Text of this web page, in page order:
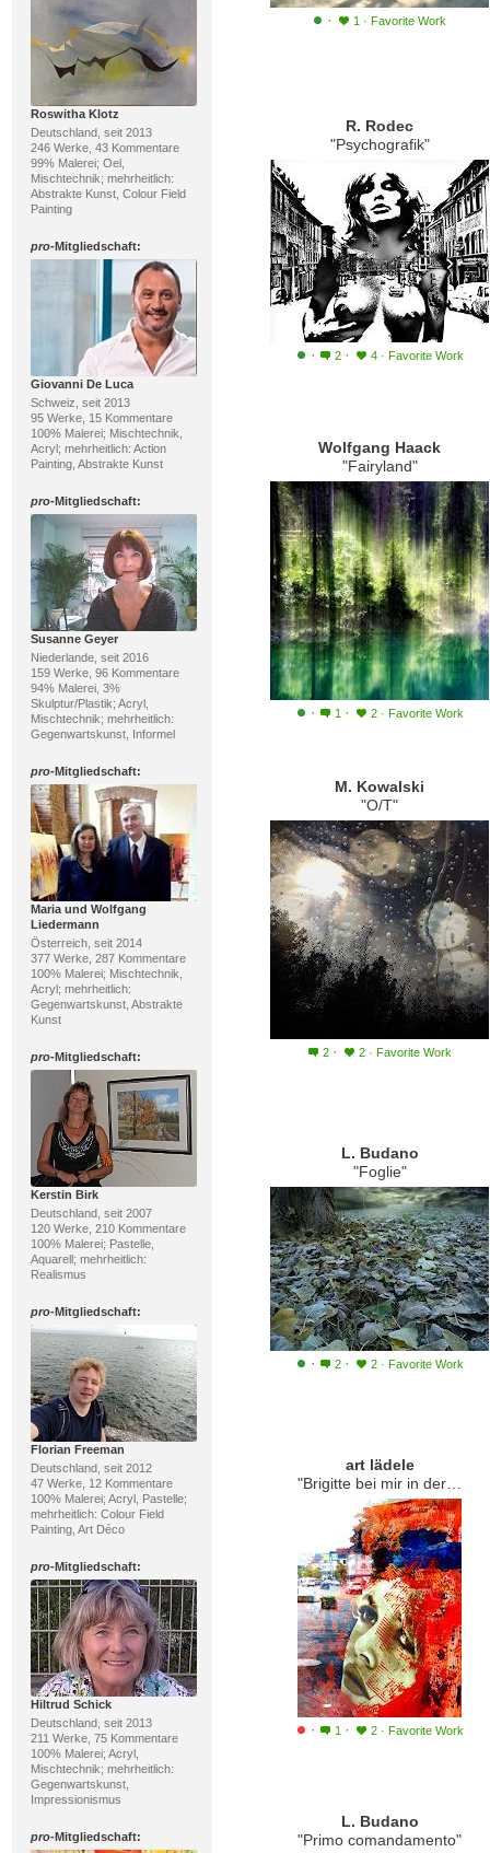
Roswitha Klotz
Deutschland, seit 2013
246 Werke, 43 Kommentare
99% Malerei; Oel,
Mischtechnik; mehrheitlich:
Abstrakte Kunst, Colour Field
Painting
pro-Mitgliedschaft:
Giovanni De Luca
Schweiz, seit 2013
95 Werke, 15 Kommentare
100% Malerei; Mischtechnik,
Acryl; mehrheitlich: Action
Painting, Abstrakte Kunst
pro-Mitgliedschaft:
Susanne Geyer
Niederlande, seit 2016
159 Werke, 96 Kommentare
94% Malerei, 3%
Skulptur/Plastik; Acryl,
Mischtechnik; mehrheitlich:
Gegenwartskunst, Informel
pro-Mitgliedschaft:
Maria und Wolfgang
Liedermann
Österreich, seit 2014
377 Werke, 287 Kommentare
100% Malerei; Mischtechnik,
Acryl; mehrheitlich:
Gegenwartskunst, Abstrakte
Kunst
pro-Mitgliedschaft:
Kerstin Birk
Deutschland, seit 2007
120 Werke, 210 Kommentare
100% Malerei; Pastelle,
Aquarell; mehrheitlich:
Realismus
pro-Mitgliedschaft:
Florian Freeman
Deutschland, seit 2012
47 Werke, 12 Kommentare
100% Malerei; Acryl, Pastelle;
mehrheitlich: Colour Field
Painting, Art Déco
pro-Mitgliedschaft:
Hiltrud Schick
Deutschland, seit 2013
211 Werke, 75 Kommentare
100% Malerei; Acryl,
Mischtechnik; mehrheitlich:
Gegenwartskunst,
Impressionismus
pro-Mitgliedschaft:
· 1 · Favorite Work
R. Rodec
"Psychografik"
· 2 · 4 · Favorite Work
Wolfgang Haack
"Fairyland"
· 1 · 2 · Favorite Work
M. Kowalski
"O/T"
2 · 2 · Favorite Work
L. Budano
"Foglie"
· 2 · 2 · Favorite Work
art lädele
"Brigitte bei mir in der kunst Apotheke"
· 1 · 2 · Favorite Work
L. Budano
"Primo comandamento"